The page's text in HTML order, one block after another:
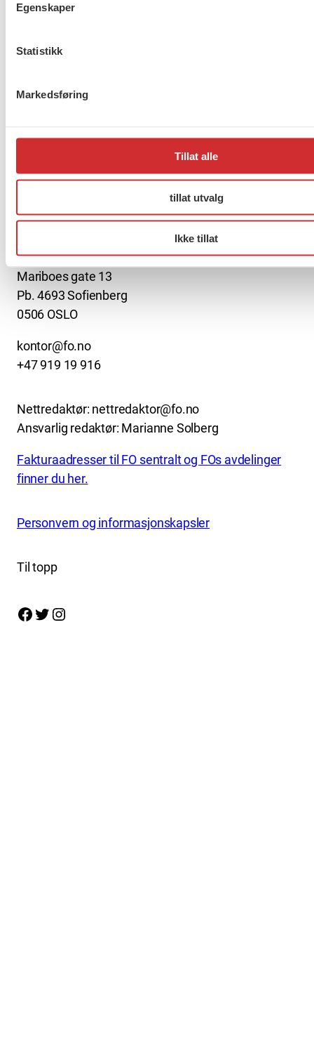
Egenskaper
Statistikk
Markedsføring
Tillat alle
tillat utvalg
Ikke tillat
Møt Anneli i yrkesetisk råd
About us (English)
FO (Fellesorganisasjonen)
Mariboes gate 13
Pb. 4693 Sofienberg
0506 OSLO
kontor@fo.no
+47 919 19 916
Nettredaktør: nettredaktor@fo.no
Ansvarlig redaktør: Marianne Solberg
Fakturaadresser til FO sentralt og FOs avdelinger
finner du her.
Personvern og informasjonskapsler
Til topp
Facebook Twitter Instagram